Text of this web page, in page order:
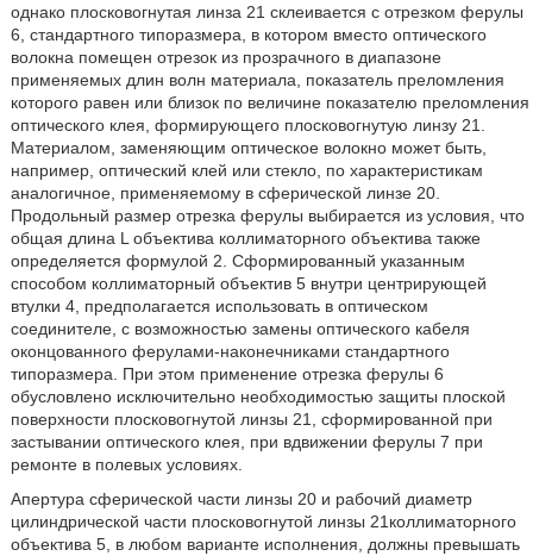
однако плосковогнутая линза 21 склеивается с отрезком ферулы
6, стандартного типоразмера, в котором вместо оптического
волокна помещен отрезок из прозрачного в диапазоне
применяемых длин волн материала, показатель преломления
которого равен или близок по величине показателю преломления
оптического клея, формирующего плосковогнутую линзу 21.
Материалом, заменяющим оптическое волокно может быть,
например, оптический клей или стекло, по характеристикам
аналогичное, применяемому в сферической линзе 20.
Продольный размер отрезка ферулы выбирается из условия, что
общая длина L объектива коллиматорного объектива также
определяется формулой 2. Сформированный указанным
способом коллиматорный объектив 5 внутри центрирующей
втулки 4, предполагается использовать в оптическом
соединителе, с возможностью замены оптического кабеля
оконцованного ферулами-наконечниками стандартного
типоразмера. При этом применение отрезка ферулы 6
обусловлено исключительно необходимостью защиты плоской
поверхности плосковогнутой линзы 21, сформированной при
застывании оптического клея, при вдвижении ферулы 7 при
ремонте в полевых условиях.
Апертура сферической части линзы 20 и рабочий диаметр
цилиндрической части плосковогнутой линзы 21коллиматорного
объектива 5, в любом варианте исполнения, должны превышать